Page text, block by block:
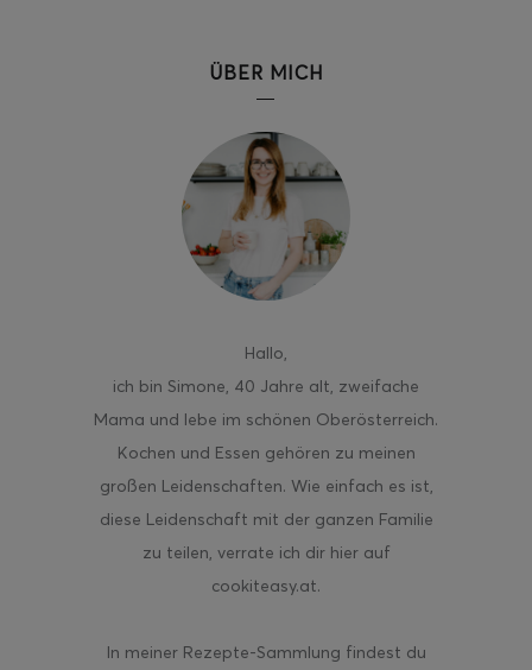
ÜBER MICH
Hallo,
ich bin Simone, 40 Jahre alt, zweifache
Mama und lebe im schönen Oberösterreich.
Kochen und Essen gehören zu meinen
großen Leidenschaften. Wie einfach es ist,
diese Leidenschaft mit der ganzen Familie
zu teilen, verrate ich dir hier auf
cookiteasy.at.
In meiner Rezepte-Sammlung findest du